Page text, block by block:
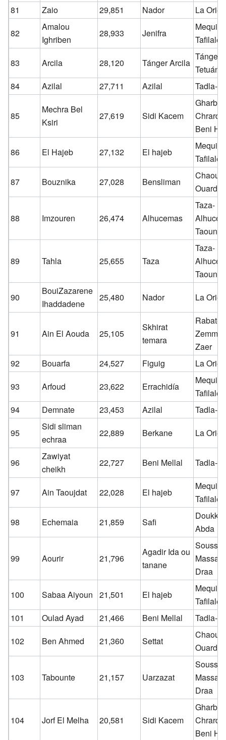
81
Zaio 29,851 Nador
La
82
Amalou
Ighriben
28,933 Jenifra
Tafilalet
83
Arcila 28,120 Tánger Arcila
Tánger-
Tetuán
84
Azilal 27,711 Azilal Tadla-
85
Mechra Bel
Ksiri
27,619 Sidi Kacem
Gharb-
Beni
86
El Hajeb 27,132 El hajeb
Tafilalet
87
Bouznika 27,028 Bensliman
88 Imzouren 26,474 Alhucemas
Taza-
89 Tahla 25,655 Taza
Taza-
90
BouiZazarene
Ihaddadene
25,480 Nador La
91 Ain El Aouda 25,105
Skhirat
temara
Rabat-
Zaer
92
Bouarfa 24,527 Figuig
La
93
Arfoud 23,622 Errachidía
Tafilalet
94
Demnate 23,453 Azilal
Tadla-
95
Sidi sliman
echraa
22,889 Berkane La
96
Zawiyat
cheikh
22,727 Beni Mellal Tadla-
97 Ain Taoujdat 22,028 El hajeb
Tafilalet
98
Echemaia 21,859 Safi
Abda
99 Aourir 21,796
Agadir Ida ou
tanane
Souss-
Massa-
Draa
100
Sabaa Aiyoun 21,501 El hajeb
Tafilalet
101
Oulad Ayad 21,466 Beni Mellal
Tadla-
102
Ben Ahmed 21,360 Settat
103 Tabounte 21,157 Uarzazat
Souss-
Massa-
Draa
104 Jorf El Melha 20,581 Sidi Kacem
Gharb-
Beni